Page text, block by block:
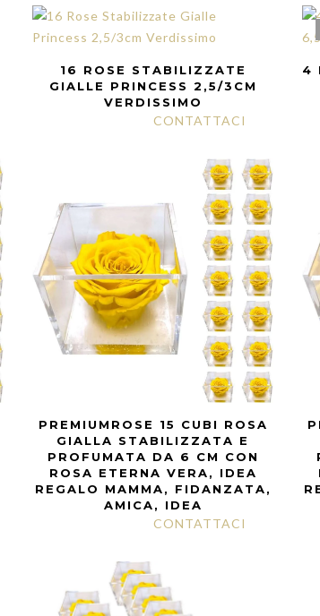
16 ROSE STABILIZZATE
GIALLE PRINCESS 2,5/3CM
VERDISSIMO
CONTATTACI
4
PREMIUMROSE 15 CUBI ROSA
GIALLA STABILIZZATA E
PROFUMATA DA 6 CM CON
ROSA ETERNA VERA, IDEA
REGALO MAMMA, FIDANZATA,
AMICA, IDEA
CONTATTACI